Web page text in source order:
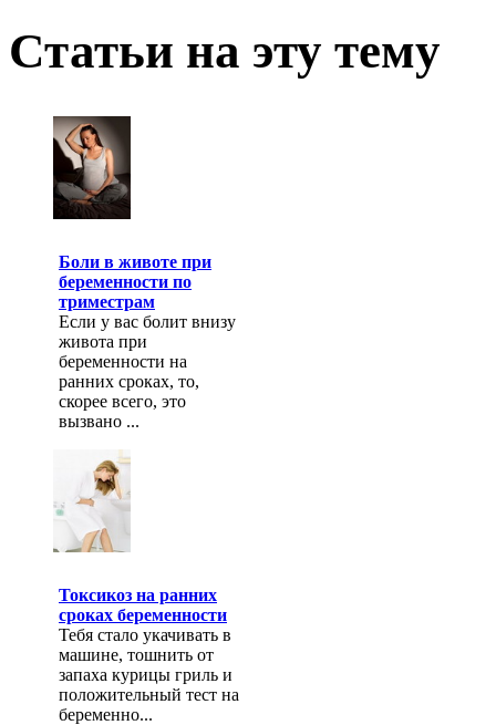
Статьи на эту тему
Боли в животе при
беременности по
триместрам
Если у вас болит внизу
живота при
беременности на
ранних сроках, то,
скорее всего, это
вызвано ...
Токсикоз на ранних
сроках беременности
Тебя стало укачивать в
машине, тошнить от
запаха курицы гриль и
положительный тест на
беременно...